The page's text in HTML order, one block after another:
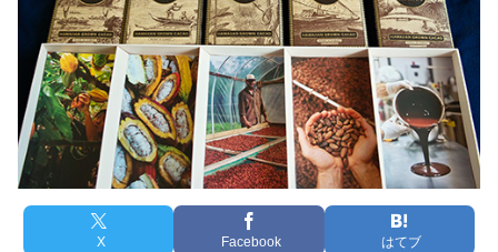
X Facebook はてブ